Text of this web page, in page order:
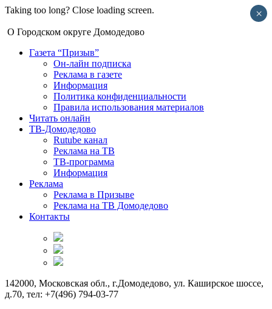
Taking too long? Close loading screen.
О Городском округе Домодедово
Газета “Призыв”
Он-лайн подписка
Реклама в газете
Информация
Политика конфиденциальности
Правила использования материалов
Читать онлайн
ТВ-Домодедово
Rutube канал
Реклама на ТВ
ТВ-программа
Информация
Реклама
Реклама в Призыве
Реклама на ТВ Домодедово
Контакты
142000, Московская обл., г.Домодедово, ул. Каширское шоссе,
д.70, тел: +7(496) 794-03-77
×